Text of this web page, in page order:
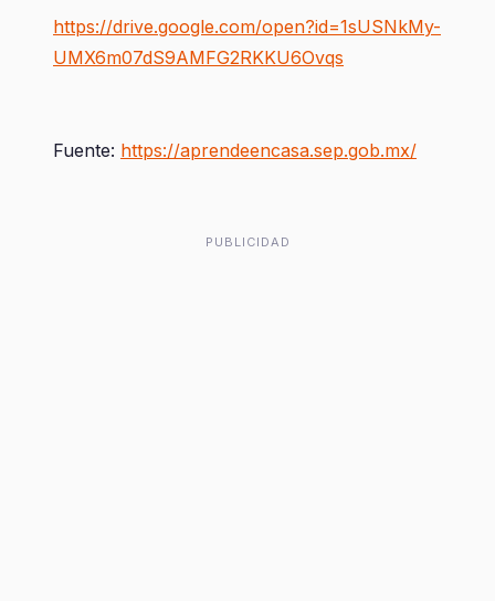
https://drive.google.com/open?id=1sUSNkMy-
UMX6m07dS9AMFG2RKKU6Ovqs
Fuente: https://aprendeencasa.sep.gob.mx/
PUBLICIDAD